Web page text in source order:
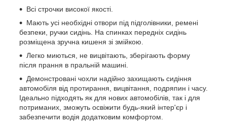
Всі строчки високої якості.
Мають усі необхідні отвори під підголівники, ремені
безпеки, ручки сидінь. На спинках передніх сидінь
розміщена зручна кишеня зі змійкою.
Легко миються, не вицвітають, зберігають форму
після прання в пральній машині.
Демонстровані чохли надійно захищають сидіння
автомобіля від протирання, вицвітання, подряпин і часу.
Ідеально підходять як для нових автомобілів, так і для
потриманих, зможуть освіжити будь-який інтер'єр і
забезпечити водія додатковим комфортом.